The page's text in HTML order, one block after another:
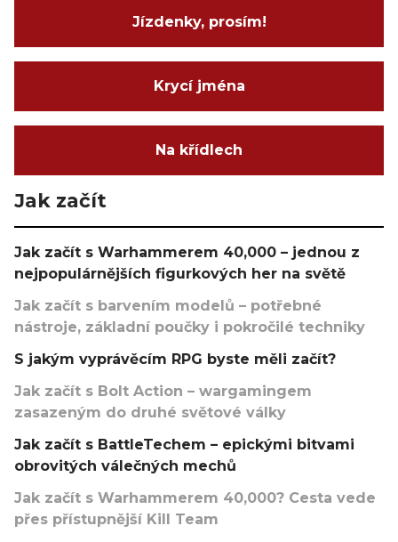
Jízdenky, prosím!
Krycí jména
Na křídlech
Jak začít
Jak začít s Warhammerem 40,000 – jednou z
nejpopulárnějších figurkových her na světě
Jak začít s barvením modelů – potřebné
nástroje, základní poučky i pokročilé techniky
S jakým vyprávěcím RPG byste měli začít?
Jak začít s Bolt Action – wargamingem
zasazeným do druhé světové války
Jak začít s BattleTechem – epickými bitvami
obrovitých válečných mechů
Jak začít s Warhammerem 40,000? Cesta vede
přes přístupnější Kill Team